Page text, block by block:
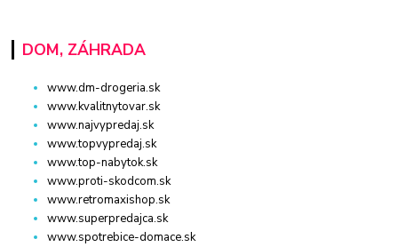
DOM, ZÁHRADA
www.dm-drogeria.sk
www.kvalitnytovar.sk
www.najvypredaj.sk
www.topvypredaj.sk
www.top-nabytok.sk
www.proti-skodcom.sk
www.retromaxishop.sk
www.superpredajca.sk
www.spotrebice-domace.sk